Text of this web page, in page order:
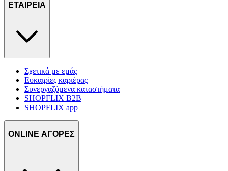
ΕΤΑΙΡΕΙΑ
Σχετικά με εμάς
Ευκαιρίες καριέρας
Συνεργαζόμενα καταστήματα
SHOPFLIX B2B
SHOPFLIX app
ONLINE ΑΓΟΡΕΣ